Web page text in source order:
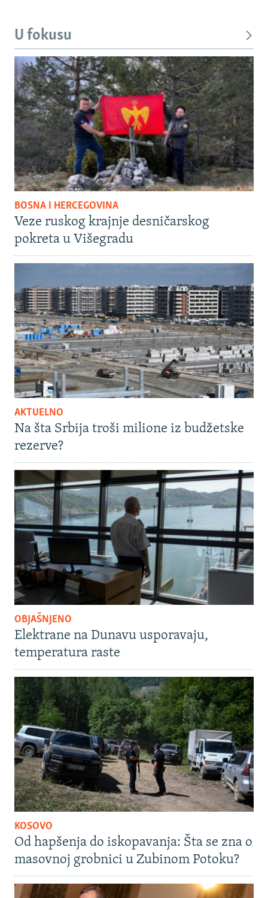
U fokusu
BOSNA I HERCEGOVINA
Veze ruskog krajnje desničarskog
pokreta u Višegradu
AKTUELNO
Na šta Srbija troši milione iz budžetske
rezerve?
OBJAŠNJENO
Elektrane na Dunavu usporavaju,
temperatura raste
KOSOVO
Od hapšenja do iskopavanja: Šta se zna o
masovnoj grobnici u Zubinom Potoku?